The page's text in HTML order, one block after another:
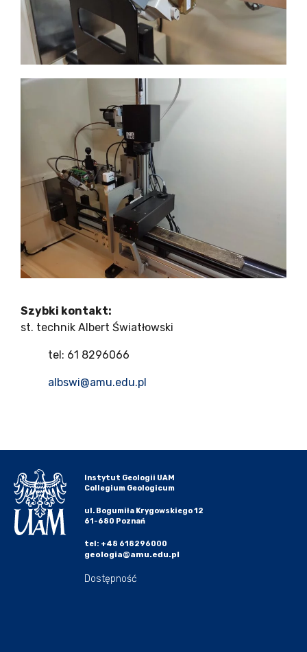
Szybki kontakt:
st. technik Albert Światłowski
tel: 61 8296066
albswi@amu.edu.pl
Instytut Geologii UAM
Collegium Geologicum
ul. Bogumiła Krygowskiego 12
61-680 Poznań
tel: +48 618296000
geologia@amu.edu.pl
Dostępność